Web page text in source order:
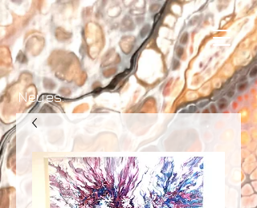
Neues: